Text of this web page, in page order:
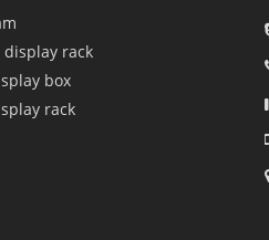
rack
box
rack